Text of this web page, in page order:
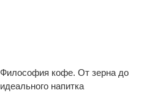
Философия кофе. От зерна до
идеального напитка